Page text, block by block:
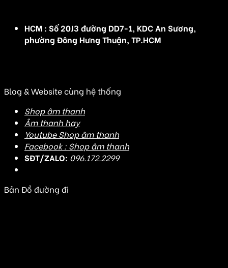
HCM : Số 20J3 đường DD7-1, KDC An Sương,
phường Đông Hưng Thuận, TP.HCM
Blog & Website cùng hệ thống
Shop âm thanh
Âm thanh hay
Youtube Shop âm thanh
Facebook : Shop âm thanh
SĐT/ZALO: 096.172.2299
Bản Đồ đường đi